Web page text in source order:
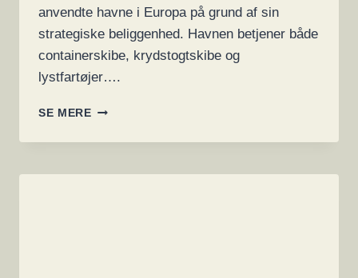
anvendte havne i Europa på grund af sin
strategiske beliggenhed. Havnen betjener både
containerskibe, krydstogtskibe og
lystfartøjer….
SE MERELOCKBIT
HÆVDER
PÅ